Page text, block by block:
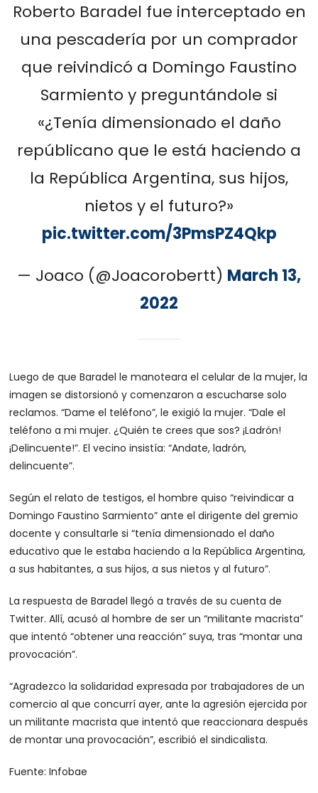
Roberto Baradel fue interceptado en
una pescadería por un comprador
que reivindicó a Domingo Faustino
Sarmiento y preguntándole si
«¿Tenía dimensionado el daño
repúblicano que le está haciendo a
la República Argentina, sus hijos,
nietos y el futuro?»
pic.twitter.com/3PmsPZ4Qkp
— Joaco (@Joacorobertt) March 13,
2022
Luego de que Baradel le manoteara el celular de la mujer, la
imagen se distorsionó y comenzaron a escucharse solo
reclamos. “Dame el teléfono”, le exigió la mujer. “Dale el
teléfono a mi mujer. ¿Quién te crees que sos? ¡Ladrón!
¡Delincuente!”. El vecino insistía: “Andate, ladrón,
delincuente”.
Según el relato de testigos, el hombre quiso “reivindicar a
Domingo Faustino Sarmiento” ante el dirigente del gremio
docente y consultarle si “tenía dimensionado el daño
educativo que le estaba haciendo a la República Argentina,
a sus habitantes, a sus hijos, a sus nietos y al futuro”.
La respuesta de Baradel llegó a través de su cuenta de
Twitter. Allí, acusó al hombre de ser un “militante macrista”
que intentó “obtener una reacción” suya, tras “montar una
provocación”.
“Agradezco la solidaridad expresada por trabajadores de un
comercio al que concurrí ayer, ante la agresión ejercida por
un militante macrista que intentó que reaccionara después
de montar una provocación”, escribió el sindicalista.
Fuente: Infobae